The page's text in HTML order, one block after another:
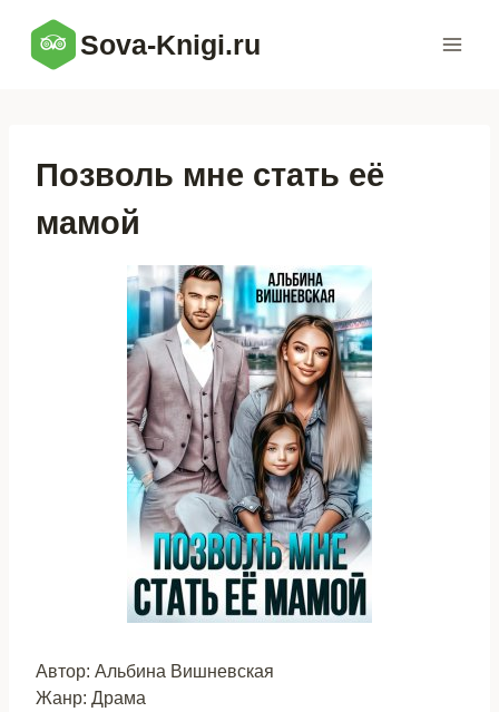
содержимому
Sova-Knigi.ru
Позволь мне стать её
мамой
Автор: Альбина Вишневская
Жанр: Драма